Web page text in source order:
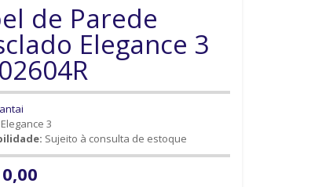
de Parede
Elegance 3
Elegance 3
Sujeito à consulta de estoque